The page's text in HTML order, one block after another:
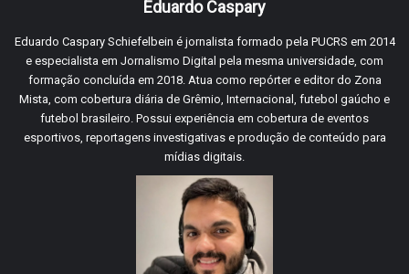
Eduardo Caspary
Eduardo Caspary Schiefelbein é jornalista formado pela PUCRS em 2014
e especialista em Jornalismo Digital pela mesma universidade, com
formação concluída em 2018. Atua como repórter e editor do Zona
Mista, com cobertura diária de Grêmio, Internacional, futebol gaúcho e
futebol brasileiro. Possui experiência em cobertura de eventos
esportivos, reportagens investigativas e produção de conteúdo para
mídias digitais.